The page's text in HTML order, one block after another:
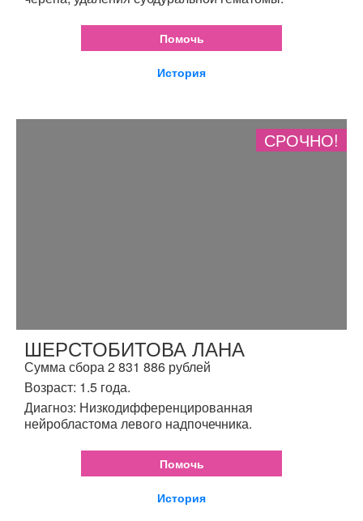
Помочь
История
СРОЧНО!
ШЕРСТОБИТОВА ЛАНА
Сумма сбора 2 831 886 рублей
Возраст: 1.5 года.
Диагноз: Низкодифференцированная
нейробластома левого надпочечника.
Помочь
История